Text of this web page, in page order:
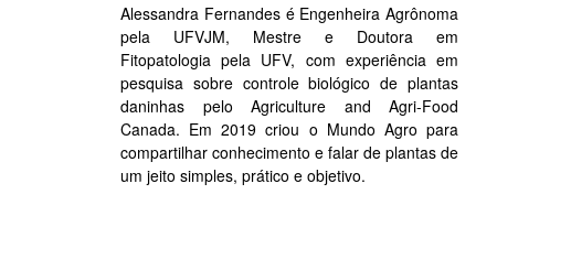
Alessandra Fernandes é Engenheira Agrônoma
pela UFVJM, Mestre e Doutora em
Fitopatologia pela UFV, com experiência em
pesquisa sobre controle biológico de plantas
daninhas pelo Agriculture and Agri-Food
Canada. Em 2019 criou o Mundo Agro para
compartilhar conhecimento e falar de plantas de
um jeito simples, prático e objetivo.